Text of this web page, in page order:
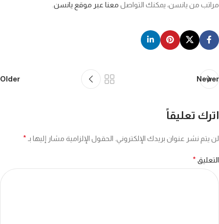
مراتب من يانسن، يمكنك التواصل معنا عبر موقع يانسن
Newer
Older
اترك تعليقاً
لن يتم نشر عنوان بريدك الإلكتروني. الحقول الإلزامية مشار إليها بـ *
التعليق *